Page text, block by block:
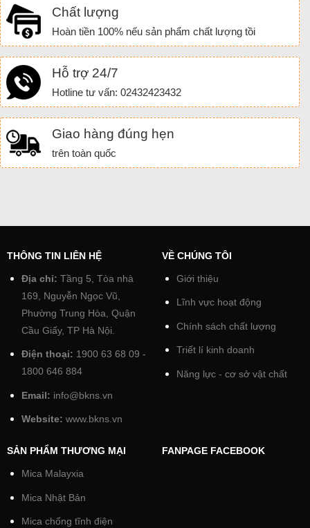
Chất lượng
Hoàn tiền 100% nếu sản phẩm chất lượng tồi
Hỗ trợ 24/7
Hotline tư vấn: 02432423432
Giao hàng đúng hẹn
trên toàn quốc
THÔNG TIN LIÊN HỆ
Địa chỉ: Tầng 5, Tòa nhà
169, Nguyễn Ngọc Vũ,
Phường Trung Hòa, Quận
Cầu Giấy, TP Hà Nội.
Điện thoại: 1900 63 68 09 -
1800 646 884
Email: info@bkns.vn
Website: www.bkns.vn
VỀ CHÚNG TÔI
Giới thiệu
Lĩnh vực hoạt động
Chính sách chất lượng
Triết lí kinh doanh
Năng lực - cơ sở vật chất
SẢN PHẨM THƯƠNG MẠI
Mica Malayxia
Mica Nhật Bản
Mica chống tĩnh điện
FANPAGE FACEBOOK